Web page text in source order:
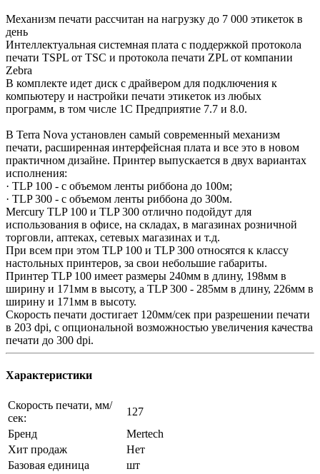
Механизм печати рассчитан на нагрузку до 7 000 этикеток в
день
Интеллектуальная системная плата с поддержкой протокола
печати TSPL от TSC и протокола печати ZPL от компании
Zebra
В комплекте идет диск с драйвером для подключения к
компьютеру и настройки печати этикеток из любых
программ, в том числе 1С Предприятие 7.7 и 8.0.
В Terra Nova установлен самый современный механизм
печати, расширенная интерфейсная плата и все это в новом
практичном дизайне. Принтер выпускается в двух вариантах
исполнения:
· TLP 100 - с объемом ленты риббона до 100м;
· TLP 300 - с объемом ленты риббона до 300м.
Mercury TLP 100 и TLP 300 отлично подойдут для
использования в офисе, на складах, в магазинах розничной
торговли, аптеках, сетевых магазинах и т.д.
При всем при этом TLP 100 и TLP 300 относятся к классу
настольных принтеров, за свои небольшие габариты.
Принтер TLP 100 имеет размеры 240мм в длину, 198мм в
ширину и 171мм в высоту, а TLP 300 - 285мм в длину, 226мм в
ширину и 171мм в высоту.
Скорость печати достигает 120мм/сек при разрешении печати
в 203 dpi, с опциональной возможностью увеличения качества
печати до 300 dpi.
Характеристики
Скорость печати, мм/
сек:
127
Бренд
Mertech
Хит продаж
Нет
Базовая единица
шт